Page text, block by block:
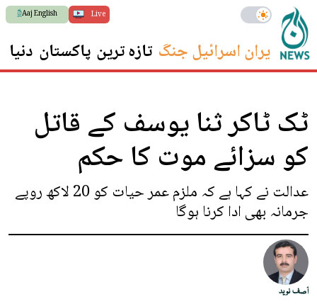
Live
Aaj English
ایران اسرائیل جنگ تازہ ترین پاکستان دنیا
ٹک ٹاکر ثنا یوسف کے قاتل
کو سزائے موت کا حکم
عدالت نے کہا ہے کہ ملزم عمر حیات کو 20 لاکھ روپے
جرمانہ بھی ادا کرنا ہوگا
آصف نوید